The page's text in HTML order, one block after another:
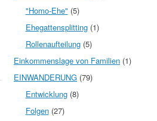
"Homo-Ehe" (5)
Ehegattensplitting(1)
Rollenaufteilung(5)
Einkommenslage von Familien (1)
EINWANDERUNG (79)
Entwicklung(8)
Folgen(27)